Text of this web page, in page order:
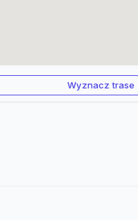
Wyznacz trase